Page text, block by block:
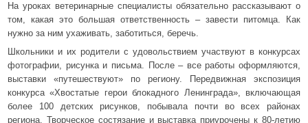
На уроках ветеринарные специалисты обязательно рассказывают о
том, какая это большая ответственность – завести питомца. Как
нужно за ним ухаживать, заботиться, беречь.
Школьники и их родители с удовольствием участвуют в конкурсах
фотографии, рисунка и письма. После – все работы оформляются,
выставки «путешествуют» по региону. Передвижная экспозиция
конкурса «Хвостатые герои блокадного Ленинграда», включающая
более 100 детских рисунков, побывала почти во всех районах
региона. Творческое состязание и выставка приурочены к 80-летию